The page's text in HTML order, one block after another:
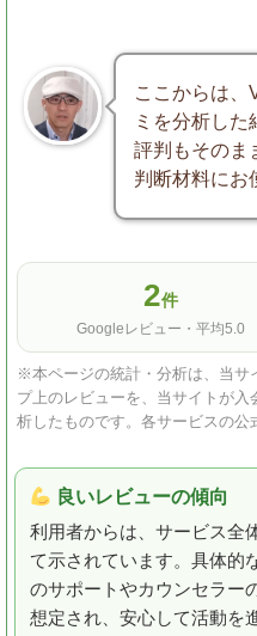
ここからは、
ミを分析し
評判もそのま
判断材料にお
2件
Googleレビュー・平均5.0
※本ページの統計・分析は、当サ
プ上のレビューを、当サイトが
析したものです。各サービスの公
良いレビューの傾向
利用者からは、サービス全
て示されています。具体的
のサポートやカウンセラー
想定され、安心して活動を